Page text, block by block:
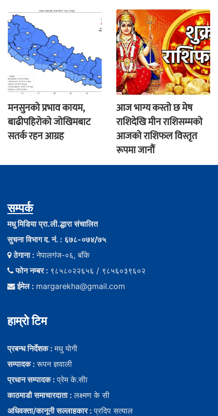
मनसुनको प्रभाव कायम,
बाढीपहिरोको जोखिमबाट
सतर्क रहन आग्रह
आज भाग्य कस्ताे छ मेष
राशिदेखि मीन राशिसम्मको
आजको राशिफल विस्तृत
रूपमा जानौं
सम्पर्क
मधु मिडिया प्रा.ली.द्धारा संचालित
सुचना विभाग द. नं. : ६७८-०७४/७५
ठेगाना :नेपालगंज-०६, बाँके
फोन नम्बर : ९८५८०२२६५६ / ९८५६०३९६०२
ईमेल : margarekha@gmail.com
हाम्राे टिम
प्रबन्ध निर्देशक :मधु याेगी
सम्पादक :रूपन ज्ञवाली
प्रधान सम्पादक :प्रेम के.सीा
काठमाडौ समाचारदाता :लक्ष्मण के सी
अधिवक्ता/कानूनी सल्लाहकार :प्रदिप सत्याल